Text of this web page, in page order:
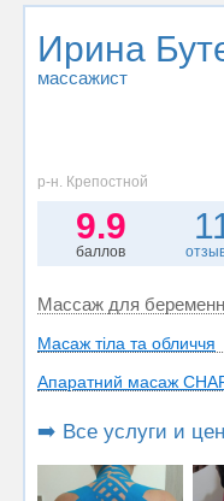
Ирина
массажист
р-н. Крепостной
9.9
баллов
Массаж для
Масаж тіла та обличчя
Апаратний масаж
➡️ Все услуги и